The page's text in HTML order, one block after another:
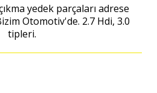
yedek parçaları adrese
Otomotiv'de. 2.7 Hdi, 3.0
tipleri.